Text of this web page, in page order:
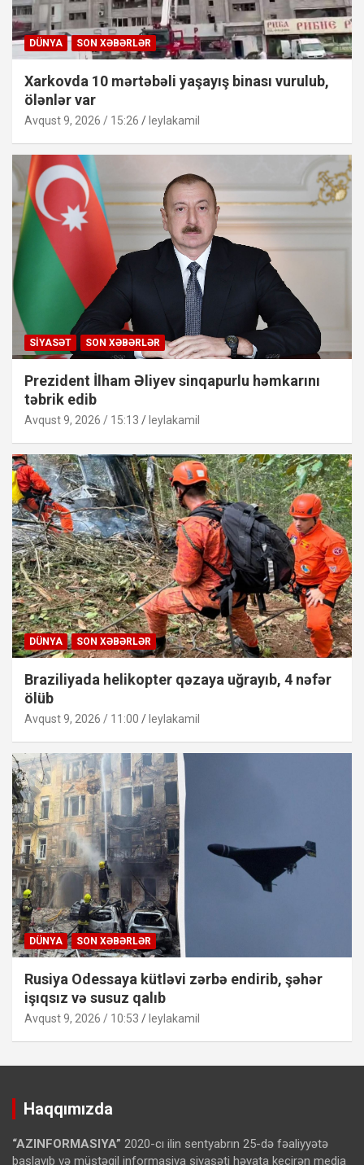
DÜNYA SON XƏBƏRLƏR
Xarkovda 10 mərtəbəli yaşayış binası vurulub,
ölənlər var
Avqust 9, 2026 / 15:26 leylakamil
SIYASƏT SON XƏBƏRLƏR
Prezident İlham Əliyev sinqapurlu həmkarını
təbrik edib
Avqust 9, 2026 / 15:13 leylakamil
DÜNYA SON XƏBƏRLƏR
Braziliyada helikopter qəzaya uğrayıb, 4 nəfər
ölüb
Avqust 9, 2026 / 11:00 leylakamil
DÜNYA SON XƏBƏRLƏR
Rusiya Odessaya kütləvi zərbə endirib, şəhər
işıqsız və susuz qalıb
Avqust 9, 2026 / 10:53 leylakamil
Haqqımızda
“AZINFORMASIYA” 2020-cı ilin sentyabrın 25-də fəaliyyətə
başlayıb və müstəqil informasiya siyasəti həyata keçirən media